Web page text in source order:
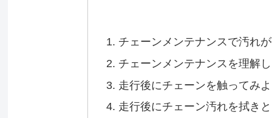
チェーンメンテナンスで汚れ
チェーンメンテナンスを理解
走行後にチェーンを触ってみ
走行後にチェーン汚れを拭き